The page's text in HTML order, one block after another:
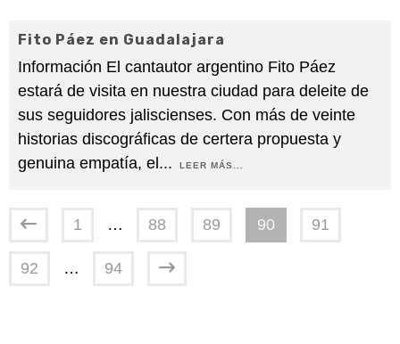
Fito Páez en Guadalajara
Información El cantautor argentino Fito Páez
estará de visita en nuestra ciudad para deleite de
sus seguidores jaliscienses. Con más de veinte
historias discográficas de certera propuesta y
genuina empatía, el ... LEER MÁS...
1 … 88 89 90 91
92 … 94